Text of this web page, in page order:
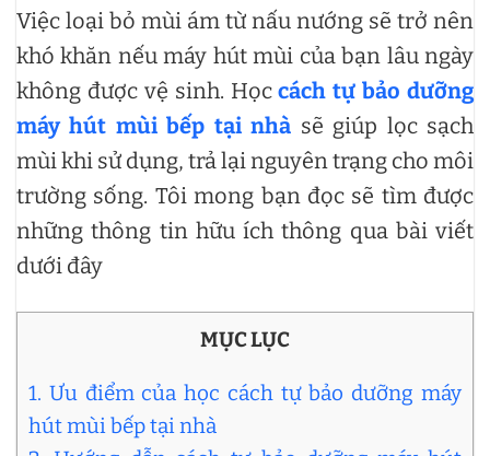
Việc loại bỏ mùi ám từ nấu nướng sẽ trở nên
khó khăn nếu máy hút mùi của bạn lâu ngày
không được vệ sinh. Họccách tự bảo dưỡng
máy hút mùi bếp tại nhà sẽ giúp lọc sạch
mùi khi sử dụng, trả lại nguyên trạng cho môi
trường sống. Tôi mong bạn đọc sẽ tìm được
những thông tin hữu ích thông qua bài viết
dưới đây
MỤC LỤC
1. Ưu điểm của học cách tự bảo dưỡng máy
hút mùi bếp tại nhà